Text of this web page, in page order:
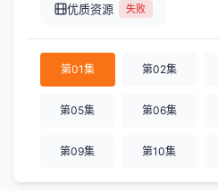
优质资源 失败
第01集 第02集
第05集 第06集
第09集 第10集